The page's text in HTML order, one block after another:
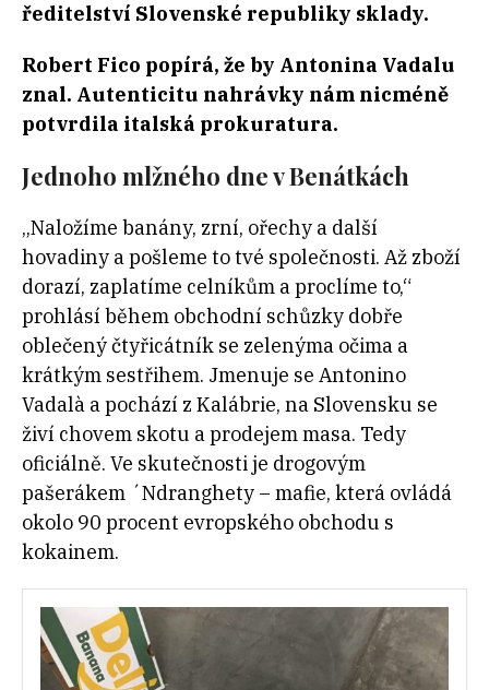
ředitelství Slovenské republiky sklady.
Robert Fico popírá, že by Antonina Vadalu
znal. Autenticitu nahrávky nám nicméně
potvrdila italská prokuratura.
Jednoho mlžného dne v Benátkách
„Naložíme banány, zrní, ořechy a další
hovadiny a pošleme to tvé společnosti. Až zboží
dorazí, zaplatíme celníkům a proclíme to,“
prohlásí během obchodní schůzky dobře
oblečený čtyřicátník se zelenýma očima a
krátkým sestřihem. Jmenuje se Antonino
Vadalà a pochází z Kalábrie, na Slovensku se
živí chovem skotu a prodejem masa. Tedy
oficiálně. Ve skutečnosti je drogovým
pašerákem ´Ndranghety – mafie, která ovládá
okolo 90 procent evropského obchodu s
kokainem.